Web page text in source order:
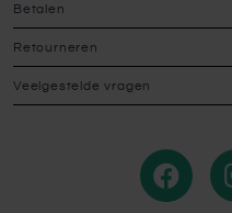
Betalen
Retourneren
Veelgestelde vragen